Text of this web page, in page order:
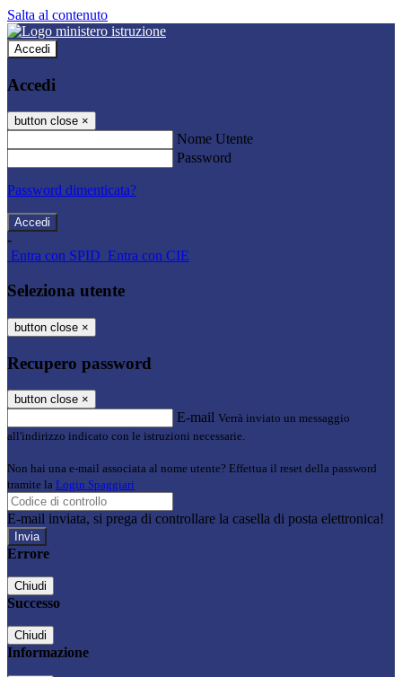
Salta al contenuto
Accedi
Accedi
button close ×
Nome Utente
Password
Password dimenticata?
-
Entra con SPID Entra con CIE
Seleziona utente
button close ×
Recupero password
button close ×
E-mail Verrà inviato un messaggio
all'indirizzo indicato con le istruzioni necessarie.
Non hai una e-mail associata al nome utente? Effettua il reset della password
tramite la Login Spaggiari
E-mail inviata, si prega di controllare la casella di posta elettronica!
Errore
Chiudi
Successo
Chiudi
Informazione